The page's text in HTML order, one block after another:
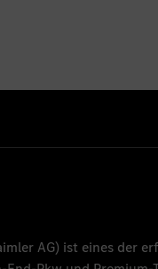
AG) ist eines der